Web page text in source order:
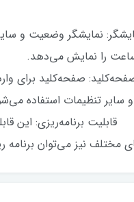
وضعیت و سایر
و ساعت را نمایش
صفحه‌کلید برای وارد
و سایر تنظیمات
این
مختلف نیز می‌توان برنامه